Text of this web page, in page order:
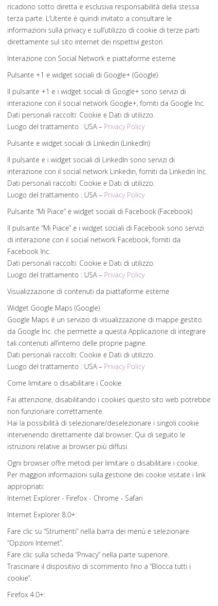
ricadono sotto diretta e esclusiva responsabilità della stessa
terza parte. L’Utente è quindi invitato a consultare le
informazioni sulla privacy e sull’utilizzo di cookie di terze parti
direttamente sul sito internet dei rispettivi gestori.
Interazione con Social Network e piattaforme esterne
Pulsante +1 e widget sociali di Google+ (Google)
Il pulsante +1 e i widget sociali di Google+ sono servizi di
interazione con il social network Google+, forniti da Google Inc.
Dati personali raccolti: Cookie e Dati di utilizzo.
Luogo del trattamento : USA – Privacy Policy
Pulsante e widget sociali di Linkedin (LinkedIn)
Il pulsante e i widget sociali di LinkedIn sono servizi di
interazione con il social network Linkedin, forniti da Linkedin Inc.
Dati personali raccolti: Cookie e Dati di utilizzo.
Luogo del trattamento : USA – Privacy Policy
Pulsante “Mi Piace” e widget sociali di Facebook (Facebook)
Il pulsante “Mi Piace” e i widget sociali di Facebook sono servizi
di interazione con il social network Facebook, forniti da
Facebook Inc.
Dati personali raccolti: Cookie e Dati di utilizzo.
Luogo del trattamento : USA – Privacy Policy
Visualizzazione di contenuti da piattaforme esterne
Widget Google Maps (Google)
Google Maps è un servizio di visualizzazione di mappe gestito
da Google Inc. che permette a questa Applicazione di integrare
tali contenuti all’interno delle proprie pagine.
Dati personali raccolti: Cookie e Dati di utilizzo.
Luogo del trattamento : USA – Privacy Policy
Come limitare o disabilitare i Cookie
Fai attenzione, disabilitando i cookies questo sito web potrebbe
non funzionare correttamente.
Hai la possibilità di selezionare/deselezionare i singoli cookie
intervenendo direttamente dal browser. Qui di seguito le
istruzioni relative ai browser più diffusi.
Ogni browser offre metodi per limitare o disabilitare i cookie.
Per maggiori informazioni sulla gestione dei cookie visitate i link
appropriati:
Internet Explorer - Firefox - Chrome - Safari
Internet Explorer 8.0+:
Fare clic su “Strumenti” nella barra dei menù e selezionare
“Opzioni Internet”.
Fare clic sulla scheda “Privacy” nella parte superiore.
Trascinare il dispositivo di scorrimento fino a “Blocca tutti i
cookie”.
Firefox 4.0+: